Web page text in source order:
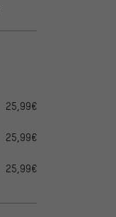
25,99€
25,99€
25,99€